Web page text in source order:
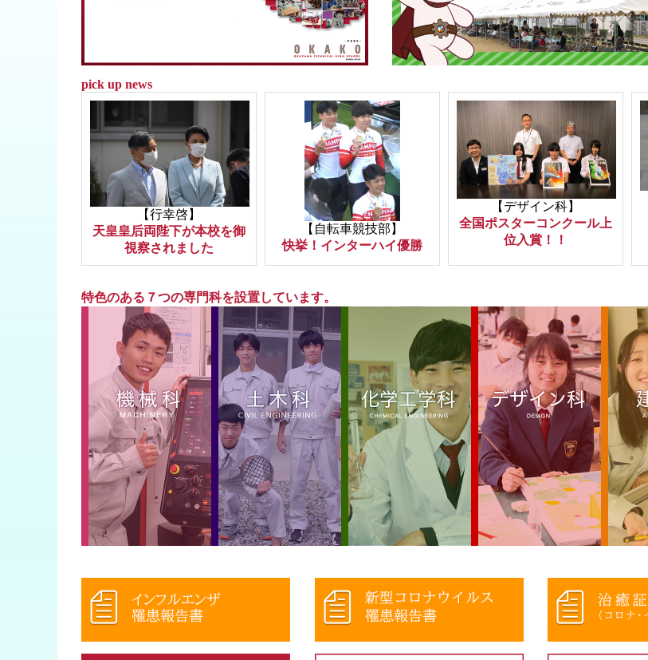
pick up news
【行幸啓】
天皇皇后両陛下が本校を御
視察されました
【自転車競技部】
快挙！インターハイ優勝
【デザイン科】
全国ポスターコンクール上
位入賞！！
特色のある７つの専門科を設置しています。